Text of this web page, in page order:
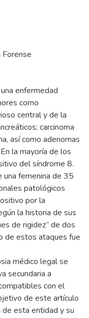
Forense
enfermedad
como
central y de la
carcinoma
así como adenomas
la mayoría de los
del síndrome 8.
una femenina de 35
patológicos
por la
la historia de sus
de rigidez” de dos
de estos ataques fue
médico legal se
secundaria a
con el
de este artículo
esta entidad y su